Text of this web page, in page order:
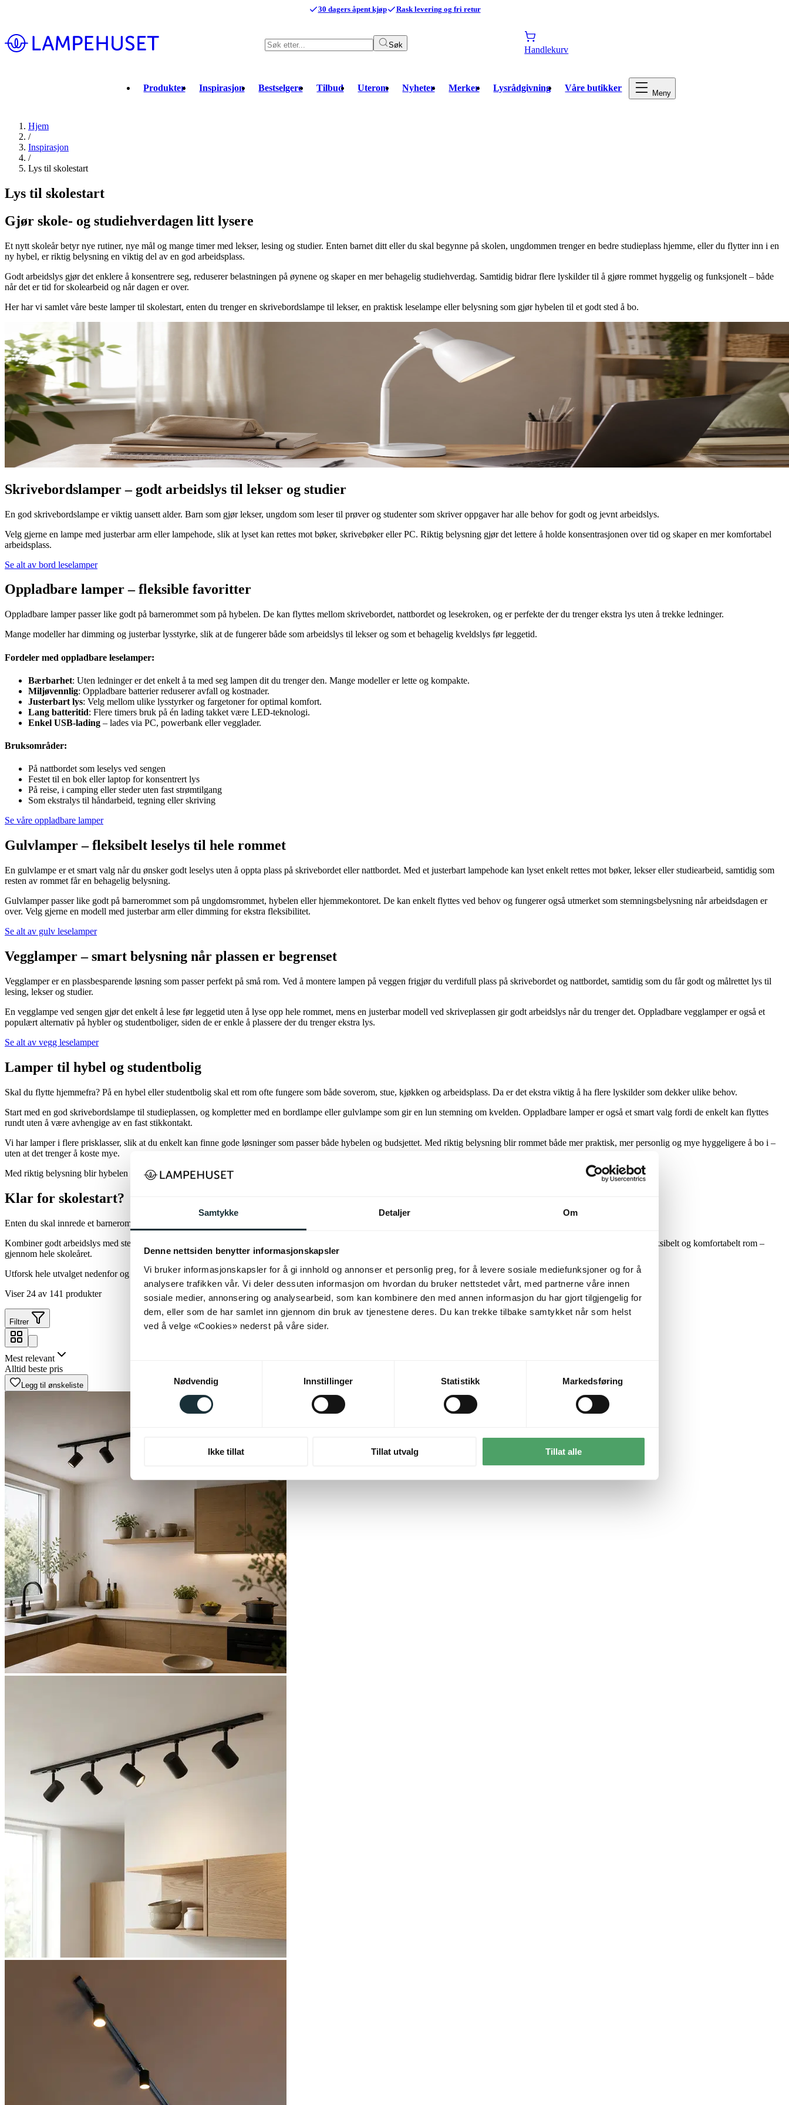
Samtykke Detaljer Om
Denne nettsiden benytter informasjonskapsler
Vi bruker informasjonskapsler for å gi innhold og annonser et personlig preg, for å levere sosiale mediefunksjoner og for å
analysere trafikken vår. Vi deler dessuten informasjon om hvordan du bruker nettstedet vårt, med partnerne våre innen
sosiale medier, annonsering og analysearbeid, som kan kombinere den med annen informasjon du har gjort tilgjengelig for
dem, eller som de har samlet inn gjennom din bruk av tjenestene deres. Du kan trekke tilbake samtykket når som helst
ved å velge «Cookies» nederst på våre sider.
Nødvendig
Innstillinger Statistikk Markedsføring
Ikke tillat Tillat utvalg Tillat alle
30 dagers åpent kjøp Rask levering og fri retur
Søk Handlekurv
Produkter Inspirasjon Bestselgere Tilbud Uterom Nyheter Merker Lysrådgivning Våre butikker Meny
Hjem
/
Inspirasjon
/
Lys til skolestart
Lys til skolestart
Gjør skole- og studiehverdagen litt lysere
Et nytt skoleår betyr nye rutiner, nye mål og mange timer med lekser, lesing og studier. Enten barnet ditt eller du skal begynne på skolen, ungdommen trenger en bedre studieplass hjemme, eller du flytter inn i en
ny hybel, er riktig belysning en viktig del av en god arbeidsplass.
Godt arbeidslys gjør det enklere å konsentrere seg, reduserer belastningen på øynene og skaper en mer behagelig studiehverdag. Samtidig bidrar flere lyskilder til å gjøre rommet hyggelig og funksjonelt – både
når det er tid for skolearbeid og når dagen er over.
Her har vi samlet våre beste lamper til skolestart, enten du trenger en skrivebordslampe til lekser, en praktisk leselampe eller belysning som gjør hybelen til et godt sted å bo.
Skrivebordslamper – godt arbeidslys til lekser og studier
En god skrivebordslampe er viktig uansett alder. Barn som gjør lekser, ungdom som leser til prøver og studenter som skriver oppgaver har alle behov for godt og jevnt arbeidslys.
Velg gjerne en lampe med justerbar arm eller lampehode, slik at lyset kan rettes mot bøker, skrivebøker eller PC. Riktig belysning gjør det lettere å holde konsentrasjonen over tid og skaper en mer komfortabel
arbeidsplass.
Se alt av bord leselamper
Oppladbare lamper – fleksible favoritter
Oppladbare lamper passer like godt på barnerommet som på hybelen. De kan flyttes mellom skrivebordet, nattbordet og lesekroken, og er perfekte der du trenger ekstra lys uten å trekke ledninger.
Mange modeller har dimming og justerbar lysstyrke, slik at de fungerer både som arbeidslys til lekser og som et behagelig kveldslys før leggetid.
Fordeler med oppladbare leselamper:
Bærbarhet: Uten ledninger er det enkelt å ta med seg lampen dit du trenger den. Mange modeller er lette og kompakte.
Miljøvennlig: Oppladbare batterier reduserer avfall og kostnader.
Justerbart lys: Velg mellom ulike lysstyrker og fargetoner for optimal komfort.
Lang batteritid: Flere timers bruk på én lading takket være LED-teknologi.
Enkel USB-lading – lades via PC, powerbank eller vegglader.
Bruksområder:
På nattbordet som leselys ved sengen
Festet til en bok eller laptop for konsentrert lys
På reise, i camping eller steder uten fast strømtilgang
Som ekstralys til håndarbeid, tegning eller skriving
Se våre oppladbare lamper
Gulvlamper – fleksibelt leselys til hele rommet
En gulvlampe er et smart valg når du ønsker godt leselys uten å oppta plass på skrivebordet eller nattbordet. Med et justerbart lampehode kan lyset enkelt rettes mot bøker, lekser eller studiearbeid, samtidig som
resten av rommet får en behagelig belysning.
Gulvlamper passer like godt på barnerommet som på ungdomsrommet, hybelen eller hjemmekontoret. De kan enkelt flyttes ved behov og fungerer også utmerket som stemningsbelysning når arbeidsdagen er
over. Velg gjerne en modell med justerbar arm eller dimming for ekstra fleksibilitet.
Se alt av gulv leselamper
Vegglamper – smart belysning når plassen er begrenset
Vegglamper er en plassbesparende løsning som passer perfekt på små rom. Ved å montere lampen på veggen frigjør du verdifull plass på skrivebordet og nattbordet, samtidig som du får godt og målrettet lys til
lesing, lekser og studier.
En vegglampe ved sengen gjør det enkelt å lese før leggetid uten å lyse opp hele rommet, mens en justerbar modell ved skriveplassen gir godt arbeidslys når du trenger det. Oppladbare vegglamper er også et
populært alternativ på hybler og studentboliger, siden de er enkle å plassere der du trenger ekstra lys.
Se alt av vegg leselamper
Lamper til hybel og studentbolig
Skal du flytte hjemmefra? På en hybel eller studentbolig skal ett rom ofte fungere som både soverom, stue, kjøkken og arbeidsplass. Da er det ekstra viktig å ha flere lyskilder som dekker ulike behov.
Start med en god skrivebordslampe til studieplassen, og kompletter med en bordlampe eller gulvlampe som gir en lun stemning om kvelden. Oppladbare lamper er også et smart valg fordi de enkelt kan flyttes
rundt uten å være avhengige av en fast stikkontakt.
Vi har lamper i flere prisklasser, slik at du enkelt kan finne gode løsninger som passer både hybelen og budsjettet. Med riktig belysning blir rommet både mer praktisk, mer personlig og mye hyggeligere å bo i –
uten at det trenger å koste mye.
Med riktig belysning blir hybelen både mer funksjonell og innbydende gjennom hele studieåret.
Klar for skolestart?
Enten du skal innrede et barnerom, oppgradere ungdomsrommet eller gjøre en ny hybel klar til studiestart, er riktig belysning en investering som gjør hverdagen enklere.
Kombiner godt arbeidslys med stemningsbelysning for å skape et rom som fungerer til både lekser, studier, avslapping og hyggelige kvelder. Med flere lyskilder får du et mer fleksibelt og komfortabelt rom –
gjennom hele skoleåret.
Utforsk hele utvalget nedenfor og finn lampene som passer perfekt til skolestart.
Viser 24 av 141 produkter
Filtrer
Mest relevant
Alltid beste pris
Legg til ønskeliste